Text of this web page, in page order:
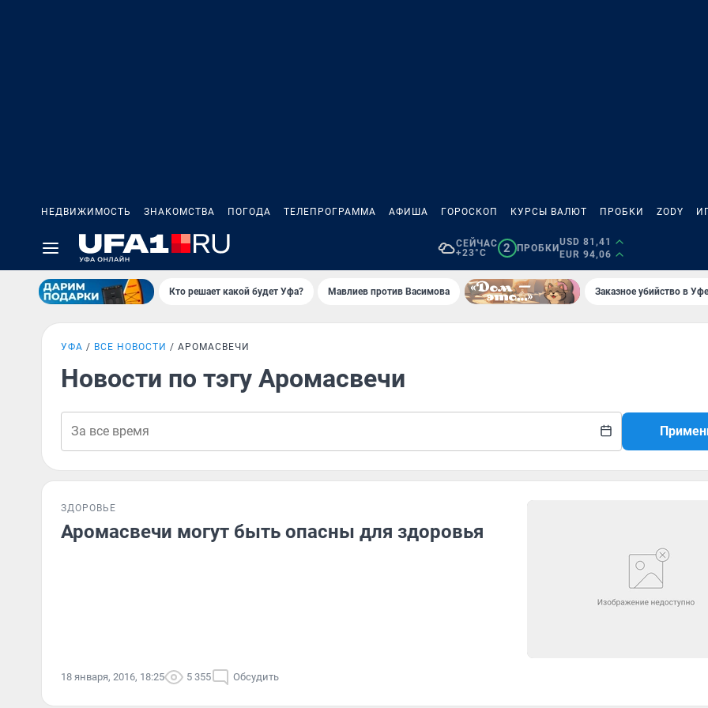
НЕДВИЖИМОСТЬ ЗНАКОМСТВА ПОГОДА ТЕЛЕПРОГРАММА АФИША ГОРОСКОП КУРСЫ ВАЛЮТ ПРОБКИ ZODY
СЕЙЧАС
+23°C
2 ПРОБКИ
USD 81,41
EUR 94,06
Кто решает какой будет Уфа? Мавлиев против Васимова Заказное убийство в
УФА ВСЕ НОВОСТИ АРОМАСВЕЧИ
Новости по тэгу Аромасвечи
ЗДОРОВЬЕ
Аромасвечи могут быть опасны для здоровья
18 января, 2016, 18:25 5 355 Обсудить